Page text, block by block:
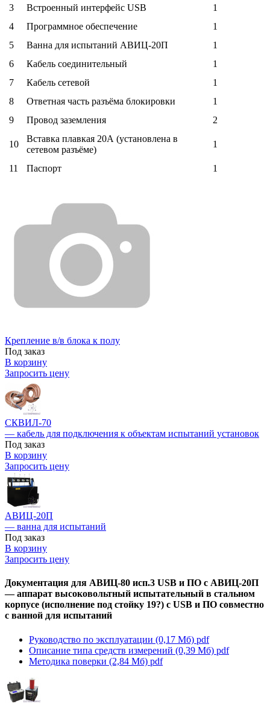
3
Встроенный интерфейс USB
1
4
Программное обеспечение
1
5
Ванна для испытаний АВИЦ-20П
1
6
Кабель соединительный
1
7
Кабель сетевой
1
8
Ответная часть разъёма блокировки
1
9
Провод заземления 2
10
Вставка плавкая 20А (установлена в
сетевом разъёме)
1
11 Паспорт 1
Крепление в/в блока к полу
Под заказ
В корзину
Запросить цену
СКВИЛ-70
— кабель для подключения к объектам испытаний установок
Под заказ
В корзину
Запросить цену
АВИЦ-20П
— ванна для испытаний
Под заказ
В корзину
Запросить цену
Документация для АВИЦ-80 исп.3 USB и ПО c АВИЦ-20П
— аппарат высоковольтный испытательный в стальном
корпусе (исполнение под стойку 19?) с USB и ПО совместно
с ванной для испытаний
Руководство по эксплуатации (0,17 Мб) pdf
Описание типа средств измерений (0,39 Мб) pdf
Методика поверки (2,84 Мб) pdf